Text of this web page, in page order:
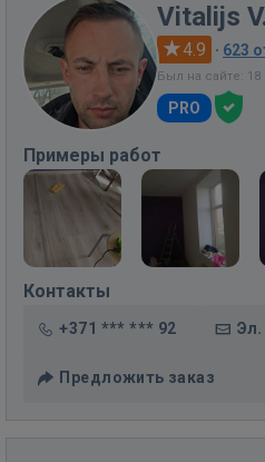
Vitalijs
4.9 · 623
Был на сайте: 18
PRO
Примеры работ
Контакты
+371 *** *** 92 Эл.
Предложить заказ